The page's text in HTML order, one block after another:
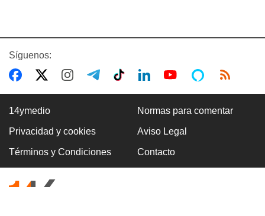
BOXEO
El boxeo masculino cubano se quedó sin títulos
en Santo Domingo
Síguenos:
14ymedio Normas para comentar
Privacidad y cookies Aviso Legal
Términos y Condiciones Contacto